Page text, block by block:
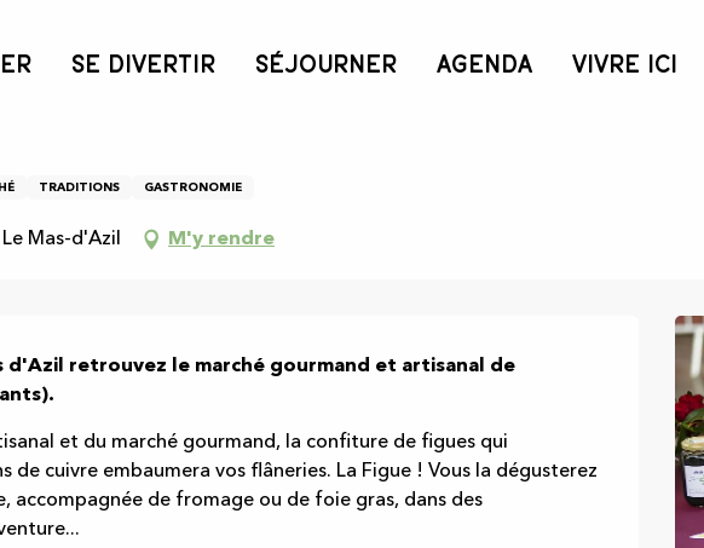
SE DIVERTIR SÉJOURNER AGENDA VIVRE ICI
TRADITIONS GASTRONOMIE
Mas-d'Azil M'y rendre
d'Azil retrouvez le marché gourmand et artisanal de
et du marché gourmand, la confiture de figues qui
de cuivre embaumera vos flâneries. La Figue ! Vous la dégusterez
accompagnée de fromage ou de foie gras, dans des